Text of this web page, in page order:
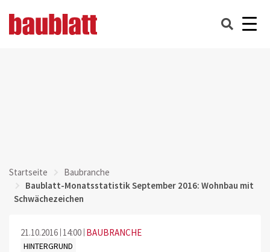
Startseite
Baubranche
Baublatt-Monatsstatistik September 2016: Wohnbau mit
Schwächezeichen
21.10.2016 14:00 BAUBRANCHE
HINTERGRUND